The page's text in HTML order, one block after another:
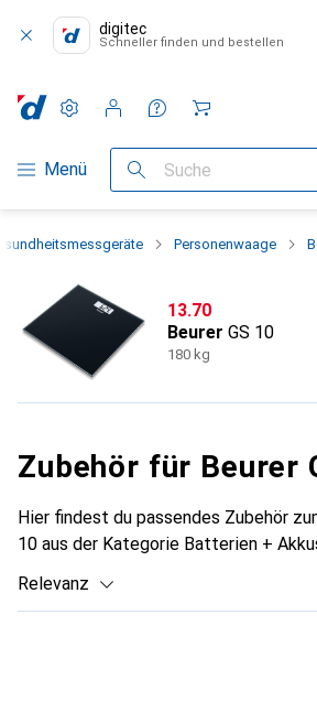
digitec
Schneller finden und bestellen
Navigation nach Kategorien
Menü Suche
Einstellungen
Kundenkonto
Vergleichslisten
Merklisten
Warenkorb
Personenwaage
CHF
13.70
Beurer GS 10
180 kg
Zubehör für Beurer
Hier findest du passendes Zubehör
10 aus der Kategorie Batterien +
Relevanz